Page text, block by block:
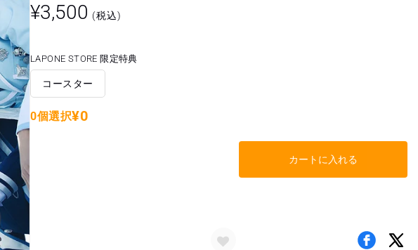
¥3,500 (税込)
LAPONE STORE 限定特典
コースター
0個選択¥0
カートに入れる